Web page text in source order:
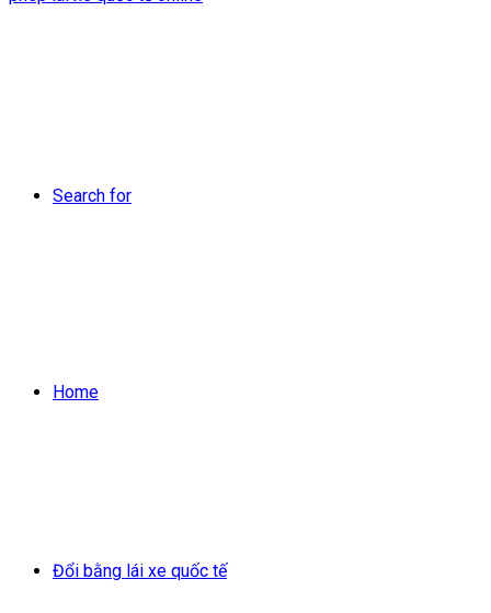
Search for
Home
Đổi bằng lái xe quốc tế